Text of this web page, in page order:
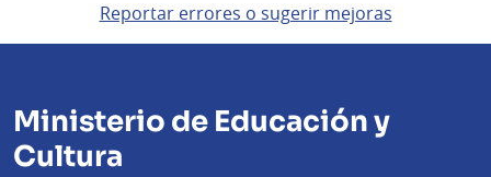
Reportar errores o sugerir mejoras
Ministerio de Educación y
Cultura